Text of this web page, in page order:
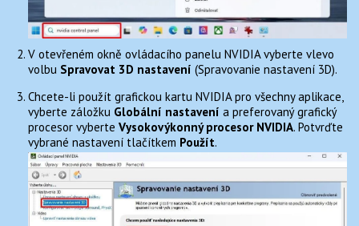
V otevřeném okně ovládacího panelu NVIDIA vyberte vlevo
volbu Spravovat 3D nastavení (Spravovanie nastavení 3D).
Chcete-li použít grafickou kartu NVIDIA pro všechny aplikace,
vyberte záložku Globální nastavení a preferovaný grafický
procesor vyberte Vysokovýkonný procesor NVIDIA. Potvrďte
vybrané nastavení tlačítkem Použít.